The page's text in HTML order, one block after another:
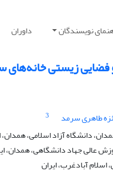
نویسندگان داوران
زیستی خانه‌های
طاهری سرمد
3
دانشگاه آزاد اسلامی، همدان،
عالی جهاد دانشگاهی، همدان،
اسلام آبادغرب، ایران